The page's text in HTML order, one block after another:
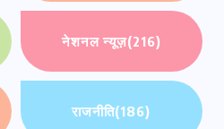
नेशनल न्यूज़(216)
राजनीति(186)